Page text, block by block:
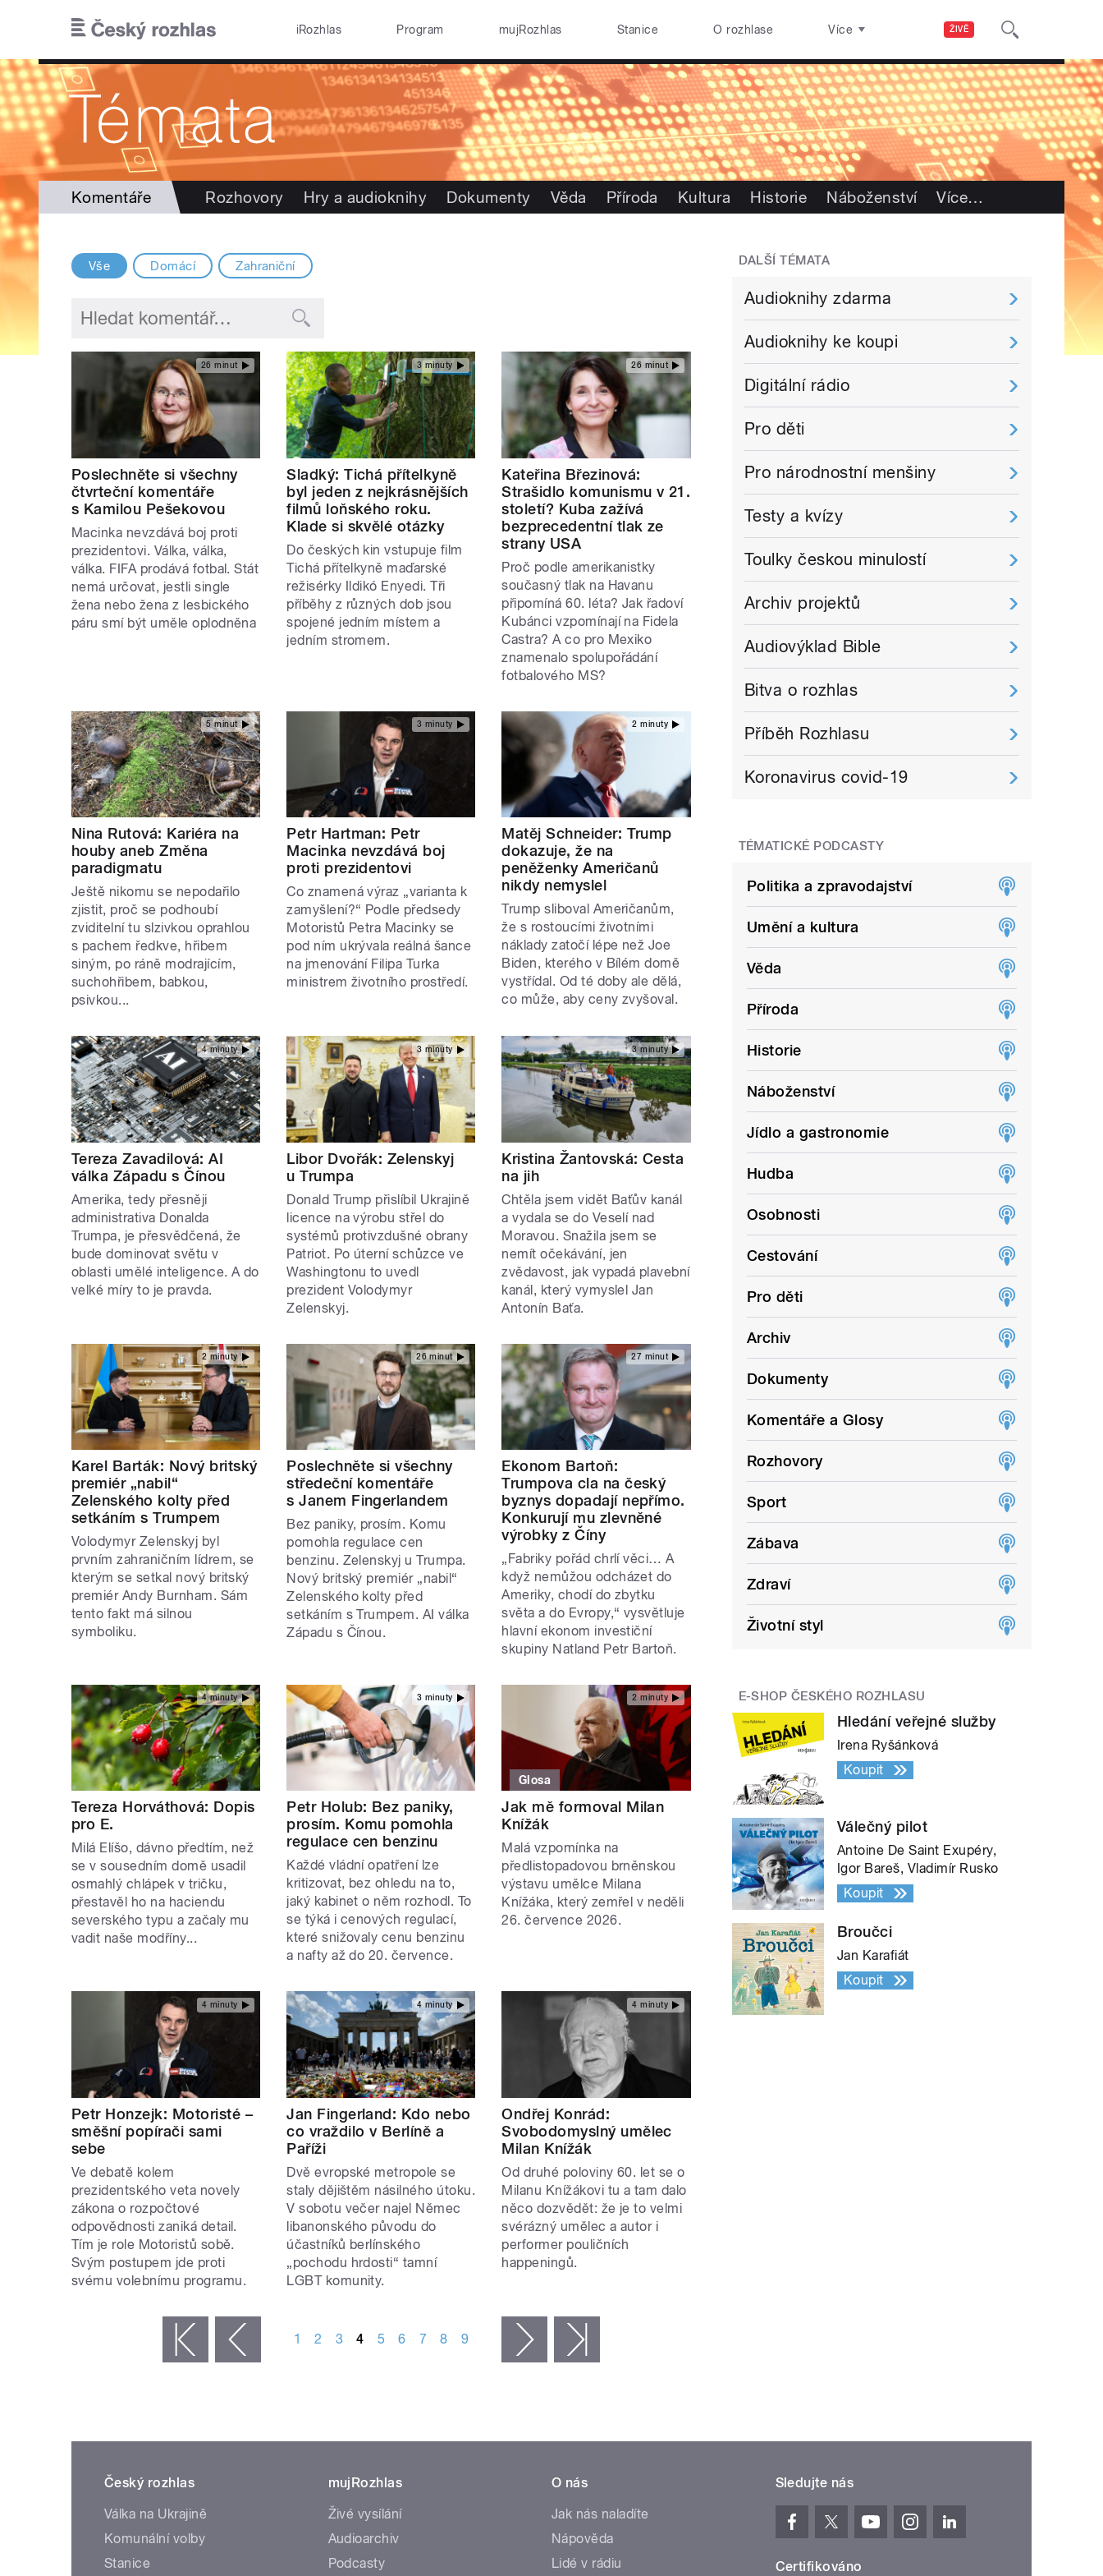
ŽIVĚ
iRozhlas Program mujRozhlas Stanice O rozhlase Více
Komentáře Rozhovory Hry a audioknihy Dokumenty Věda Příroda Kultura Historie Náboženství Více…
Vše Domácí Zahraniční
26 minut
Poslechněte si všechny
čtvrteční komentáře
s Kamilou Pešekovou
Macinka nevzdává boj proti
prezidentovi. Válka, válka,
válka. FIFA prodává fotbal. Stát
nemá určovat, jestli single
žena nebo žena z lesbického
páru smí být uměle oplodněna
3 minuty
Sladký: Tichá přítelkyně
byl jeden z nejkrásnějších
filmů loňského roku.
Klade si skvělé otázky
Do českých kin vstupuje film
Tichá přítelkyně maďarské
režisérky Ildikó Enyedi. Tři
příběhy z různých dob jsou
spojené jedním místem a
jedním stromem.
26 minut
Kateřina Březinová:
Strašidlo komunismu v 21.
století? Kuba zažívá
bezprecedentní tlak ze
strany USA
Proč podle amerikanistky
současný tlak na Havanu
připomíná 60. léta? Jak řadoví
Kubánci vzpomínají na Fidela
Castra? A co pro Mexiko
znamenalo spolupořádání
fotbalového MS?
5 minut
Nina Rutová: Kariéra na
houby aneb Změna
paradigmatu
Ještě nikomu se nepodařilo
zjistit, proč se podhoubí
zviditelní tu slzivkou oprahlou
s pachem ředkve, hřibem
siným, po ráně modrajícím,
suchohřibem, babkou,
psivkou...
3 minuty
Petr Hartman: Petr
Macinka nevzdává boj
proti prezidentovi
Co znamená výraz „varianta k
zamyšlení?“ Podle předsedy
Motoristů Petra Macinky se
pod ním ukrývala reálná šance
na jmenování Filipa Turka
ministrem životního prostředí.
2 minuty
Matěj Schneider: Trump
dokazuje, že na
peněženky Američanů
nikdy nemyslel
Trump sliboval Američanům,
že s rostoucími životními
náklady zatočí lépe než Joe
Biden, kterého v Bílém domě
vystřídal. Od té doby ale dělá,
co může, aby ceny zvyšoval.
4 minuty
Tereza Zavadilová: AI
válka Západu s Čínou
Amerika, tedy přesněji
administrativa Donalda
Trumpa, je přesvědčená, že
bude dominovat světu v
oblasti umělé inteligence. A do
velké míry to je pravda.
3 minuty
Libor Dvořák: Zelenskyj
u Trumpa
Donald Trump přislíbil Ukrajině
licence na výrobu střel do
systémů protivzdušné obrany
Patriot. Po úterní schůzce ve
Washingtonu to uvedl
prezident Volodymyr
Zelenskyj.
3 minuty
Kristina Žantovská: Cesta
na jih
Chtěla jsem vidět Baťův kanál
a vydala se do Veselí nad
Moravou. Snažila jsem se
nemít očekávání, jen
zvědavost, jak vypadá plavební
kanál, který vymyslel Jan
Antonín Baťa.
2 minuty
Karel Barták: Nový britský
premiér „nabil“
Zelenského kolty před
setkáním s Trumpem
Volodymyr Zelenskyj byl
prvním zahraničním lídrem, se
kterým se setkal nový britský
premiér Andy Burnham. Sám
tento fakt má silnou
symboliku.
26 minut
Poslechněte si všechny
středeční komentáře
s Janem Fingerlandem
Bez paniky, prosím. Komu
pomohla regulace cen
benzinu. Zelenskyj u Trumpa.
Nový britský premiér „nabil“
Zelenského kolty před
setkáním s Trumpem. AI válka
Západu s Čínou.
27 minut
Ekonom Bartoň:
Trumpova cla na český
byznys dopadají nepřímo.
Konkurují mu zlevněné
výrobky z Číny
„Fabriky pořád chrlí věci… A
když nemůžou odcházet do
Ameriky, chodí do zbytku
světa a do Evropy,“ vysvětluje
hlavní ekonom investiční
skupiny Natland Petr Bartoň.
4 minuty
Tereza Horváthová: Dopis
pro E.
Milá Elíšo, dávno předtím, než
se v sousedním domě usadil
osmahlý chlápek v tričku,
přestavěl ho na haciendu
severského typu a začaly mu
vadit naše modříny...
3 minuty
Petr Holub: Bez paniky,
prosím. Komu pomohla
regulace cen benzinu
Každé vládní opatření lze
kritizovat, bez ohledu na to,
jaký kabinet o něm rozhodl. To
se týká i cenových regulací,
které snižovaly cenu benzinu
a nafty až do 20. července.
2 minuty
Glosa
Jak mě formoval Milan
Knížák
Malá vzpomínka na
předlistopadovou brněnskou
výstavu umělce Milana
Knížáka, který zemřel v neděli
26. července 2026.
4 minuty
Petr Honzejk: Motoristé –
směšní popírači sami
sebe
Ve debatě kolem
prezidentského veta novely
zákona o rozpočtové
odpovědnosti zaniká detail.
Tím je role Motoristů sobě.
Svým postupem jde proti
svému volebnímu programu.
4 minuty
Jan Fingerland: Kdo nebo
co vraždilo v Berlíně a
Paříži
Dvě evropské metropole se
staly dějištěm násilného útoku.
V sobotu večer najel Němec
libanonského původu do
účastníků berlínského
„pochodu hrdosti“ tamní
LGBT komunity.
4 minuty
Ondřej Konrád:
Svobodomyslný umělec
Milan Knížák
Od druhé poloviny 60. let se o
Milanu Knížákovi tu a tam dalo
něco dozvědět: že je to velmi
svérázný umělec a autor i
performer pouličních
happeningů.
‹ předchozí 1 2 3 4 5 6 7 8 9 následující ›
DALŠÍ TÉMATA
Audioknihy zdarma
Audioknihy ke koupi
Digitální rádio
Pro děti
Pro národnostní menšiny
Testy a kvízy
Toulky českou minulostí
Archiv projektů
Audiovýklad Bible
Bitva o rozhlas
Příběh Rozhlasu
Koronavirus covid-19
TÉMATICKÉ PODCASTY
Politika a zpravodajství
Umění a kultura
Věda
Příroda
Historie
Náboženství
Jídlo a gastronomie
Hudba
Osobnosti
Cestování
Pro děti
Archiv
Dokumenty
Komentáře a Glosy
Rozhovory
Sport
Zábava
Zdraví
Životní styl
E-SHOP ČESKÉHO ROZHLASU
Hledání veřejné služby
Irena Ryšánková
Koupit
Válečný pilot
Antoine De Saint Exupéry,
Igor Bareš, Vladimír Rusko
Koupit
Broučci
Jan Karafiát
Koupit
Český rozhlas
Válka na Ukrajině
Komunální volby
Stanice
mujRozhlas
Živé vysílání
Audioarchiv
Podcasty
O nás
Jak nás naladíte
Nápověda
Lidé v rádiu
Sledujte nás
Certifikováno